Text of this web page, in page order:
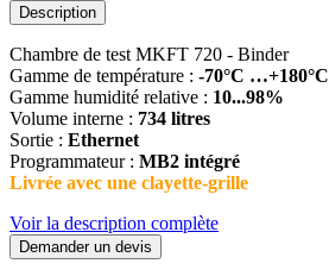
Description
Chambre de test MKFT 720 - Binder
Gamme de température : -70°C …+180°C
Gamme humidité relative : 10...98%
Volume interne : 734 litres
Sortie : Ethernet
Programmateur : MB2 intégré
Livrée avec une clayette-grille
Voir la description complète
Demander un devis